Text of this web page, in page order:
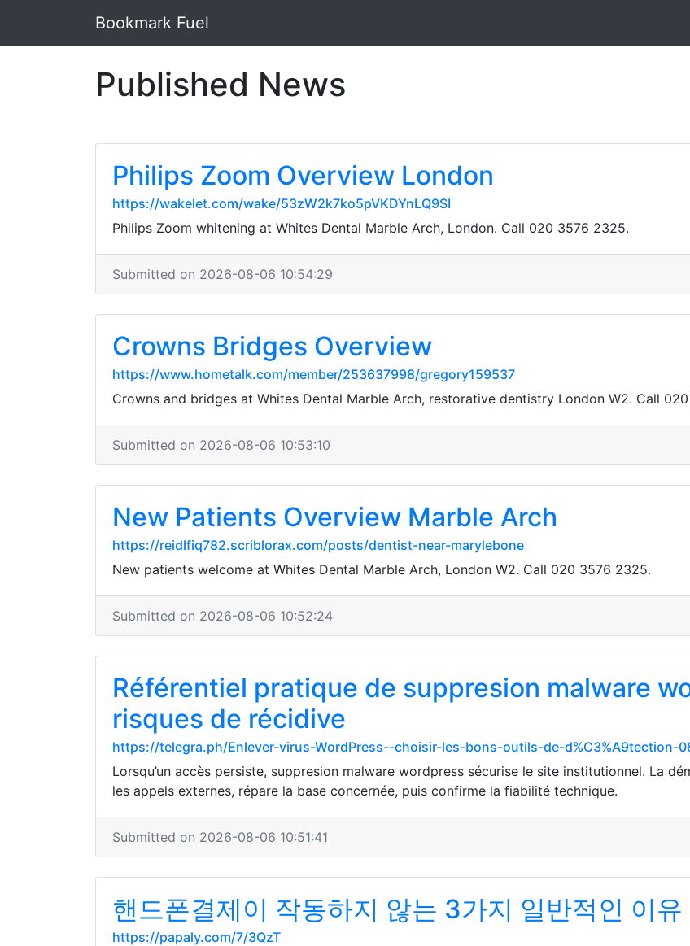
Bookmark Fuel
Published News
Philips Zoom Overview London
https://wakelet.com/wake/53zW2k7ko5pVKDYnLQ9SI
Philips Zoom whitening at Whites Dental Marble Arch, London. Call 020 3576 2325.
Submitted on 2026-08-06 10:54:29
Crowns Bridges Overview
https://www.hometalk.com/member/253637998/gregory159537
Crowns and bridges at Whites Dental Marble Arch, restorative dentistry London W2. Call
Submitted on 2026-08-06 10:53:10
New Patients Overview Marble Arch
https://reidlfiq782.scriblorax.com/posts/dentist-near-marylebone
New patients welcome at Whites Dental Marble Arch, London W2. Call 020 3576 2325.
Submitted on 2026-08-06 10:52:24
Référentiel pratique de suppresion malware
risques de récidive
https://telegra.ph/Enlever-virus-WordPress--choisir-les-bons-outils-de-d%C3%A9tection-
Lorsqu’un accès persiste, suppresion malware wordpress sécurise le site institutionnel. La
les appels externes, répare la base concernée, puis confirme la fiabilité technique.
Submitted on 2026-08-06 10:51:41
핸드폰결제이 작동하지 않는 3가지 일반적인 이
https://papaly.com/7/3QzT